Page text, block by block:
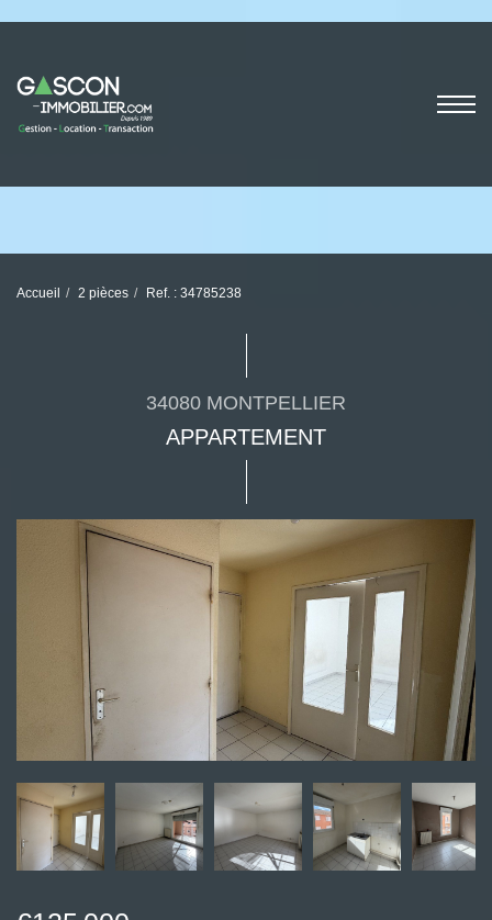
Accueil 2 pièces Ref. : 34785238
34080 MONTPELLIER
APPARTEMENT